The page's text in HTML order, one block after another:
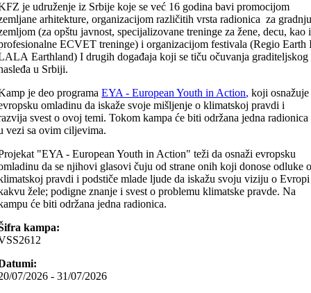
je udruženje iz Srbije koje se već 16 godina bavi promocijom
arhitekture, organizacijom različitih vrsta radionica za
(za opštu javnost, specijalizovane treninge za žene, decu, kao i
ECVET treninge) i organizacijom festivala (Regio Earth
Earthland) I drugih događaja koji se tiču očuvanja graditeljskog
u Srbiji.
je deo programaEYA -European Youth in Action, koji osnažuje
omladinu da iskaže svoje mišljenje o klimatskoj pravdi i
svest o ovoj temi. Tokom kampa će biti održana jedna radionica
vezi sa ovim ciljevima.
"EYA - European Youth in Action" teži da osnaži evropsku
da se njihovi glasovi čuju od strane onih koji donose odluke
pravdi i podstiče mlade ljude da iskažu svoju viziju o Evropi
žele; podigne znanje i svest o problemu klimatske pravde. Na
će biti održana jedna radionica.
kampa:
07/2026 - 31/07/2026